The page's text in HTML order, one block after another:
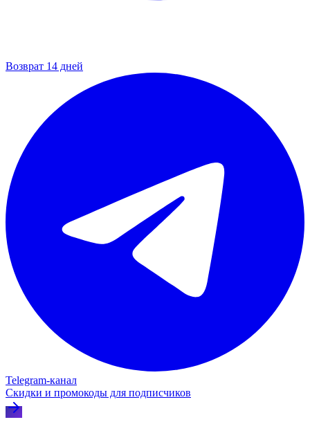
Возврат 14 дней
Telegram‑канал
Скидки и промокоды для подписчиков